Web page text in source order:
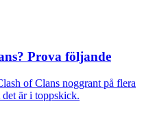
Prova följande
of Clans noggrant på flera
är i toppskick.